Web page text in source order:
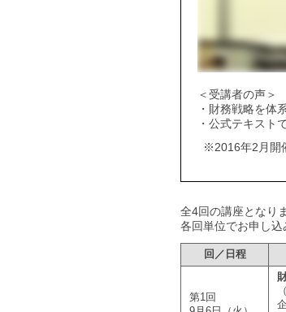
＜受講者の声＞
・財務戦略を体
・公式テキスト
※2016年2月開
全4回の講座となり
各回単位でお申し込
回／日程
第1回